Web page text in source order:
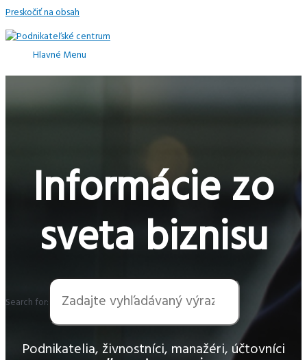
Preskočiť na obsah
Hlavné Menu
Informácie zo
sveta biznisu
Search for:
Podnikatelia, živnostníci, manažéri, účtovníci